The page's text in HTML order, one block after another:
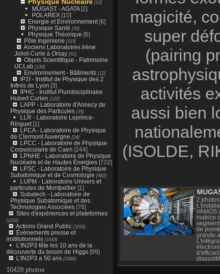
[12]
MUGAST - AGATA[2]
POLAREX[10]
Energie et Environnement[6]
Physique Santé [30]
Physique Théorique [6]
Pôle Ingénierie [119]
Anciens Laboratoires Irène
Joliot-Curie à Orsay[61]
Objets Scientifique - Patrimoine
IJCLab[138]
Environnement - Bâtiments[12]
IP2I - Institut de Physique des 2
Infinis de Lyon [3]
IPHC - Institut Pluridisciplinaire
Hubert Curien [122]
LAPP - Laboratoire d'Annecy de
Physique des Particules[39]
LLR - Laboratoire Leprince-
Ringuet[1]
LPCA - Laboratoire de Physique
de Clermont Auvergne [24]
LPCC - Laboratoire de Physique
Corpusculaire de Caen [244]
LPNHE - Laboratoire de Physique
Nucléaire et de Hautes Énergies[722]
LPSC - Laboratoire de Physique
Subatomique et de Cosmologie [982]
LUPM - Laboratoire Univers et
particules de Montpellier[1]
Subatech - Laboratoire de
Physique Subatomique et des
Technologies Associées[76]
Sites d'expériences et plateformes
[1211]
Actions Grand Public[1193]
Événements presse et
institutionnels[1043]
L'IN2P3 fête les 10 ans de la
découverte du boson de Higgs[99]
L'IN2P3 a 50 ans[1586]
10428 photos
magicité,
super
(pairing
activités
aussi bien
(ISOLDE,
2 photos
VAMOS
matrice
de
grande